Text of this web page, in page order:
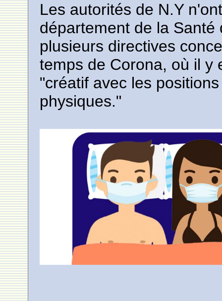
Les autorités de N.Y
département de la Santé
plusieurs directives
temps de Corona, où il y
"créatif avec les
physiques."